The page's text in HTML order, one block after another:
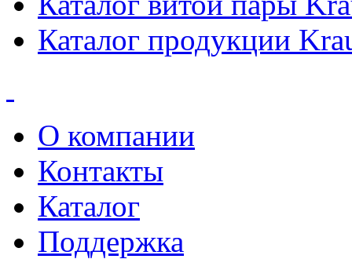
Каталог продукции
О компании
Контакты
Каталог
Поддержка